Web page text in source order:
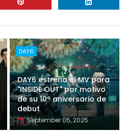
DAY6
DAY6 estrena el MV para
"INSIDE OUT" por motivo
de su 10º aniversario de
debut
September 05, 2025